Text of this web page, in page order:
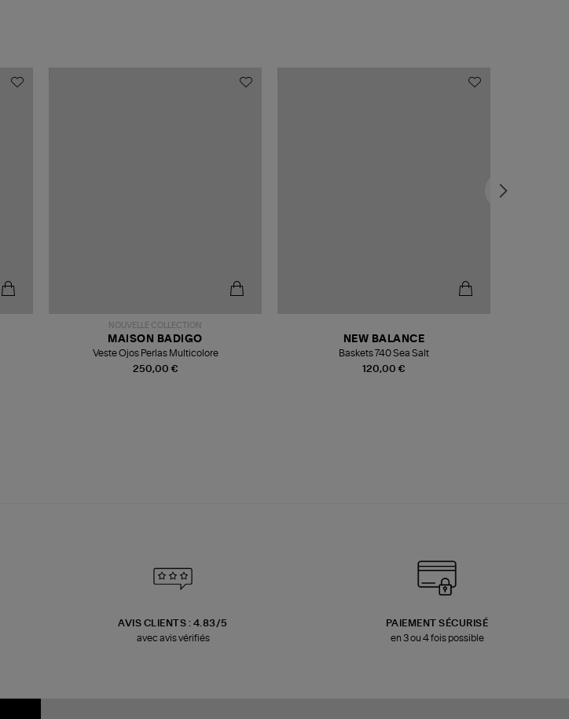
NOUVELLE COLLECTION
250,00 €
MAISON BADIGO
Veste Ojos Perlas Multicolore
120,00 €
NEW BALANCE
Baskets 740 Sea Salt
AVIS CLIENTS : 4.83/5
avec avis vérifiés
PAIEMENT SÉCURISÉ
en 3 ou 4 fois possible